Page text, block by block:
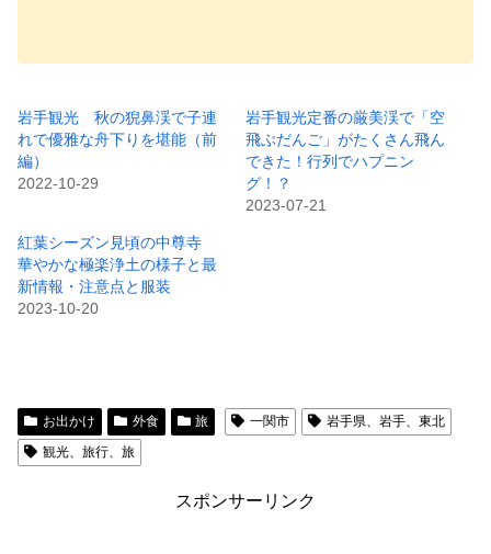
岩手観光 秋の猊鼻渓で子連
れで優雅な舟下りを堪能（前
編）
2022-10-29
岩手観光定番の厳美渓で「空
飛ぶだんご」がたくさん飛ん
できた！行列でハプニン
グ！？
2023-07-21
紅葉シーズン見頃の中尊寺
華やかな極楽浄土の様子と最
新情報・注意点と服装
2023-10-20
お出かけ 外食 旅 一関市
岩手県、岩手、東北
観光、旅行、旅
スポンサーリンク